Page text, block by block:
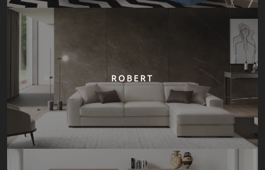
ROBERT